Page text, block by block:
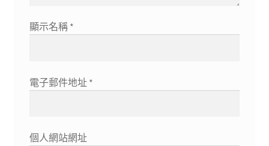
顯示名稱 *
電子郵件地址 *
個人網站網址